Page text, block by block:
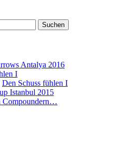
Antalya 2016
I
Den Schuss fühlen I
Istanbul 2015
Compoundern…